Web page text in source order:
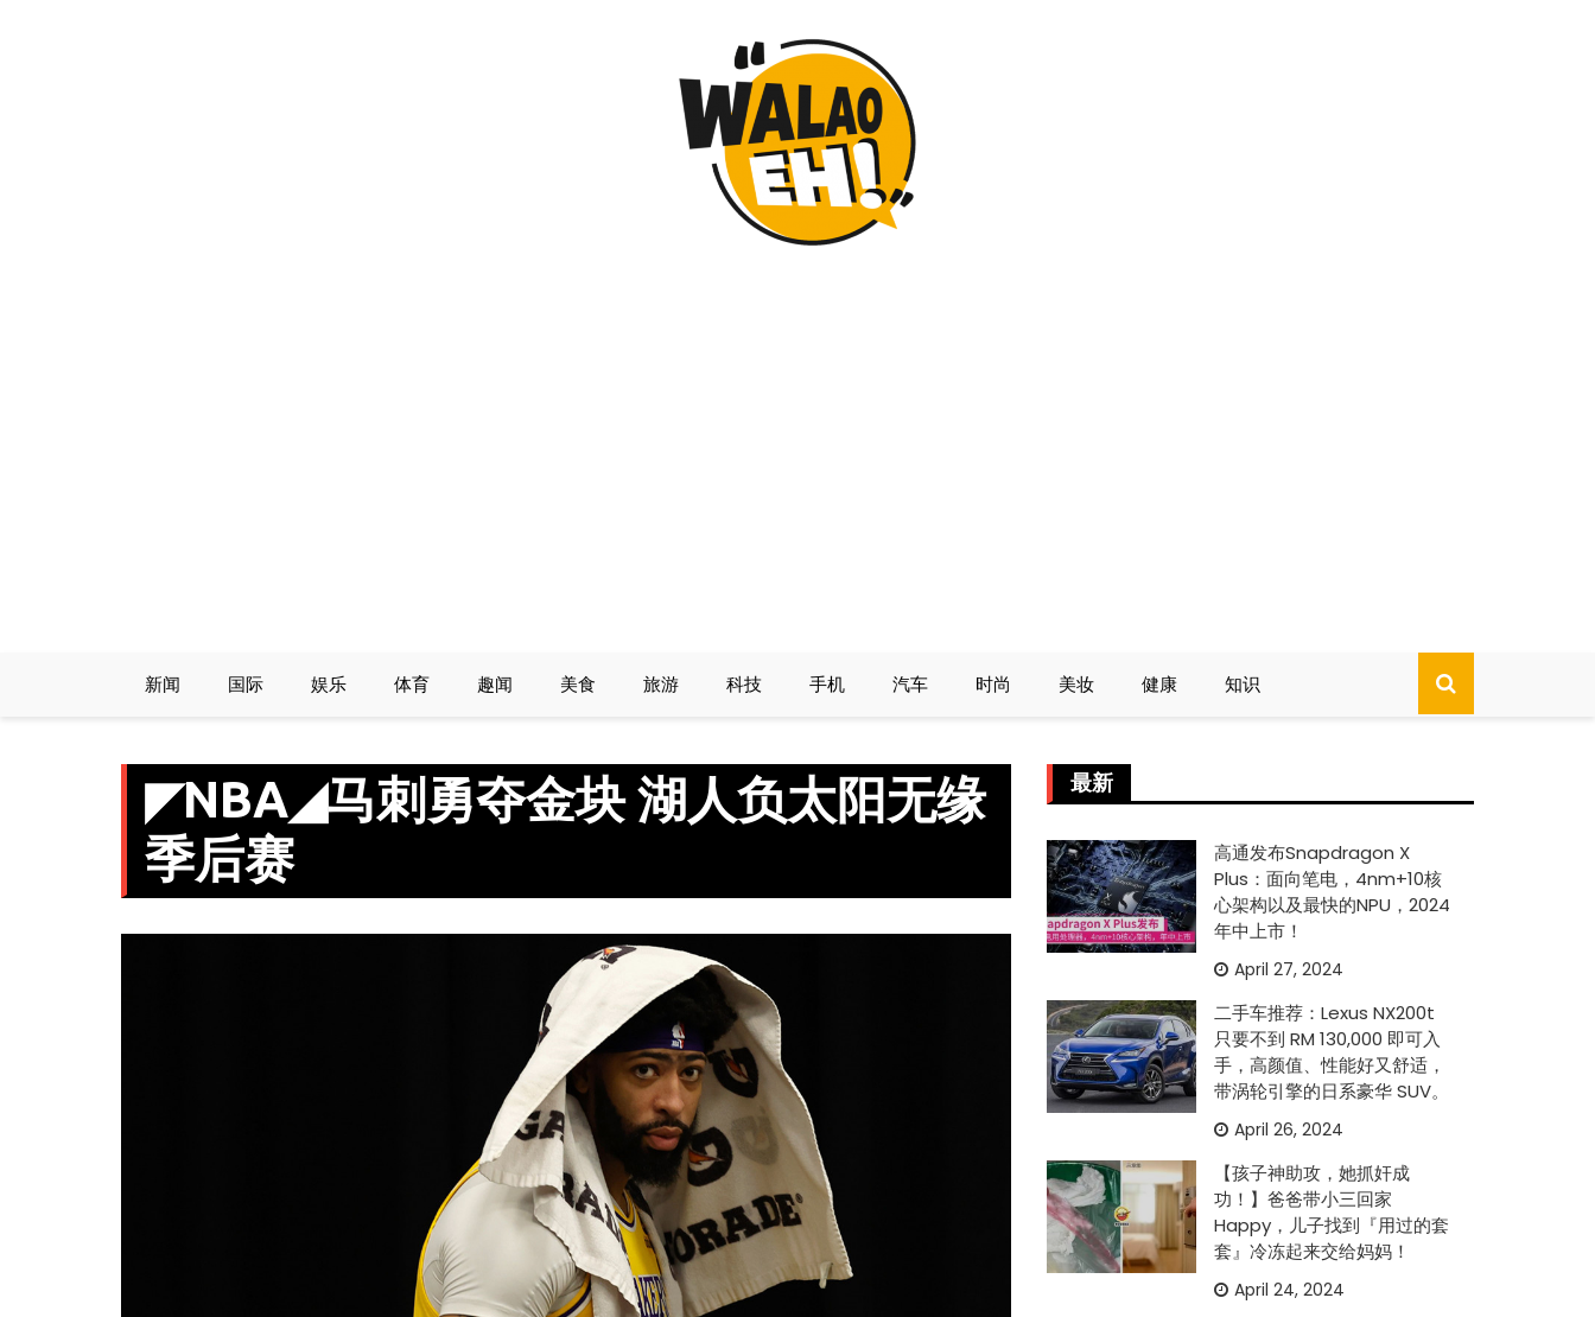
新闻 国际 娱乐 体育 趣闻 美食 旅游 科技 手机 汽车 时尚 美妆 健康 知识
◤NBA◢马刺勇夺金块 湖人负太阳无缘
季后赛
最新
高通发布Snapdragon X
Plus：面向笔电，4nm+10核
心架构以及最快的NPU，2024
年中上市！
April 27, 2024
二手车推荐：Lexus NX200t
只要不到 RM 130,000 即可入
手，高颜值、性能好又舒适，
带涡轮引擎的日系豪华 SUV。
April 26, 2024
【孩子神助攻，她抓奸成
功！】爸爸带小三回家
Happy，儿子找到『用过的套
套』冷冻起来交给妈妈！
April 24, 2024